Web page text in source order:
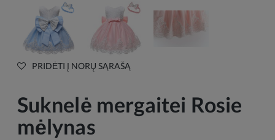
PRIDĖTI Į NORŲ SĄRAŠĄ
Suknelė mergaitei Rosie
mėlynas